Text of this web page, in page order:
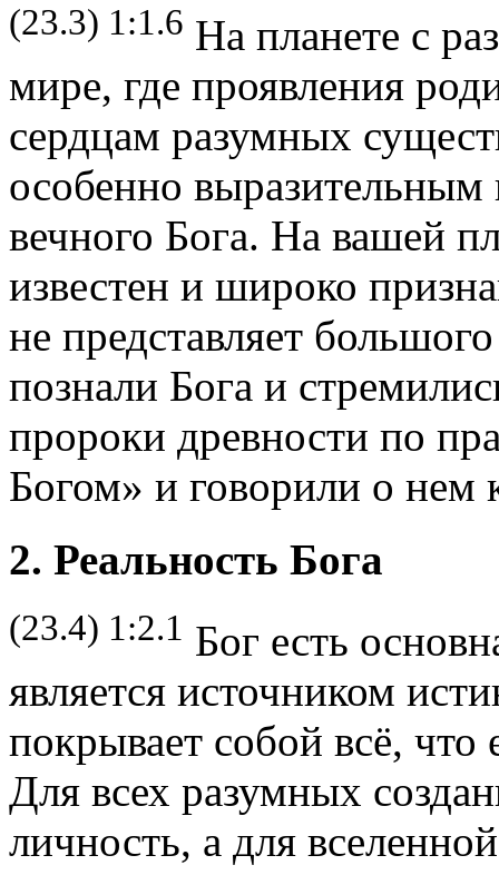
(23.3) 1:1.6 На планете с
мире, где проявления
сердцам разумных
особенно
вечного Бога. На вашей
известен и широко
не представляет
познали Бога и
пророки древности по
Богом» и говорили о нем
2. Реальность Бога
(23.4) 1:2.1 Бог есть
является источником
покрывает собой всё,
Для всех разумных
личность, а для